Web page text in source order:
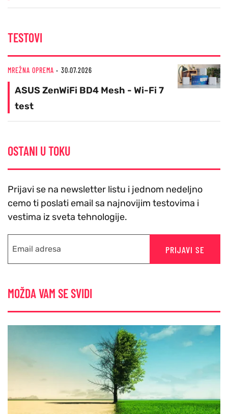
TESTOVI
MREŽNA OPREMA 30.07.2026
ASUS ZenWiFi BD4 Mesh - Wi-Fi 7
test
OSTANI U TOKU
Prijavi se na newsletter listu i jednom nedeljno
cemo ti poslati email sa najnovijim testovima i
vestima iz sveta tehnologije.
PRIJAVI SE
MOŽDA VAM SE SVIDI